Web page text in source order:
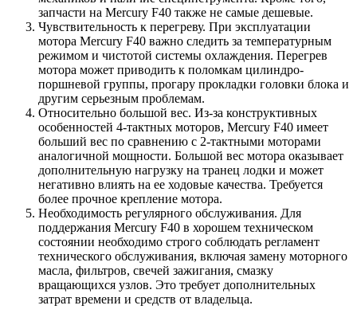
запчасти на Mercury F40 также не самые дешевые.
Чувствительность к перегреву. При эксплуатации
мотора Mercury F40 важно следить за температурным
режимом и чистотой системы охлаждения. Перегрев
мотора может приводить к поломкам цилиндро-
поршневой группы, прогару прокладки головки блока и
другим серьезным проблемам.
Относительно большой вес. Из-за конструктивных
особенностей 4-тактных моторов, Mercury F40 имеет
больший вес по сравнению с 2-тактными моторами
аналогичной мощности. Большой вес мотора оказывает
дополнительную нагрузку на транец лодки и может
негативно влиять на ее ходовые качества. Требуется
более прочное крепление мотора.
Необходимость регулярного обслуживания. Для
поддержания Mercury F40 в хорошем техническом
состоянии необходимо строго соблюдать регламент
технического обслуживания, включая замену моторного
масла, фильтров, свечей зажигания, смазку
вращающихся узлов. Это требует дополнительных
затрат времени и средств от владельца.